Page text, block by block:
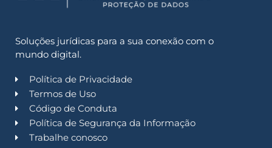
Soluções jurídicas para a sua conexão com o
mundo digital.
Política de Privacidade
Termos de Uso
Código de Conduta
Política de Segurança da Informação
Trabalhe conosco